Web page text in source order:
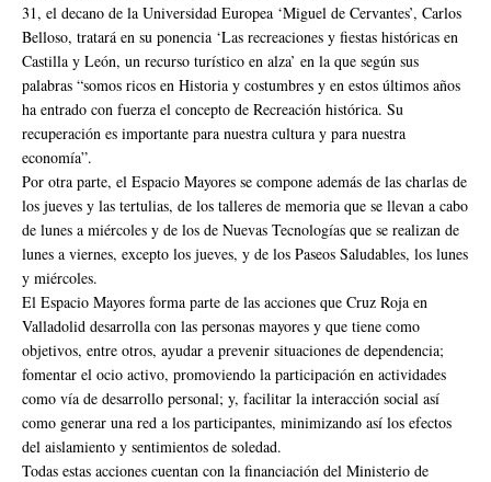
31, el decano de la Universidad Europea ‘Miguel de Cervantes’, Carlos
Belloso, tratará en su ponencia ‘Las recreaciones y fiestas históricas en
Castilla y León, un recurso turístico en alza’ en la que según sus
palabras “somos ricos en Historia y costumbres y en estos últimos años
ha entrado con fuerza el concepto de Recreación histórica. Su
recuperación es importante para nuestra cultura y para nuestra
economía”.
Por otra parte, el Espacio Mayores se compone además de las charlas de
los jueves y las tertulias, de los talleres de memoria que se llevan a cabo
de lunes a miércoles y de los de Nuevas Tecnologías que se realizan de
lunes a viernes, excepto los jueves, y de los Paseos Saludables, los lunes
y miércoles.
El Espacio Mayores forma parte de las acciones que Cruz Roja en
Valladolid desarrolla con las personas mayores y que tiene como
objetivos, entre otros, ayudar a prevenir situaciones de dependencia;
fomentar el ocio activo, promoviendo la participación en actividades
como vía de desarrollo personal; y, facilitar la interacción social así
como generar una red a los participantes, minimizando así los efectos
del aislamiento y sentimientos de soledad.
Todas estas acciones cuentan con la financiación del Ministerio de